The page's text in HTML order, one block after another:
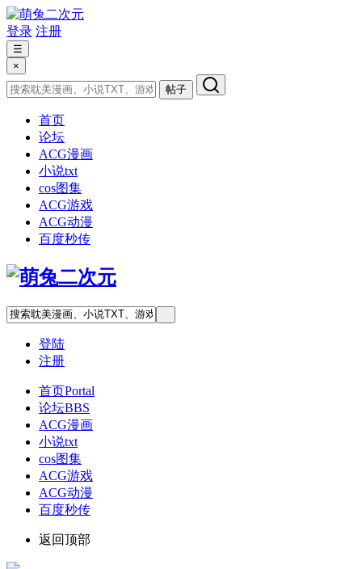
登录 注册
☰
×
帖子
首页
论坛
ACG漫画
小说txt
cos图集
ACG游戏
ACG动漫
百度秒传
登陆
注册
首页Portal
论坛BBS
ACG漫画
小说txt
cos图集
ACG游戏
ACG动漫
百度秒传
返回顶部